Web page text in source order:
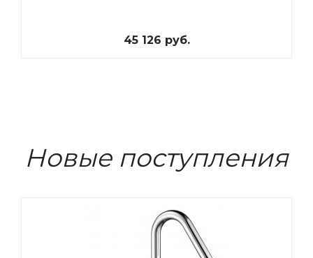
45 126 руб.
Новые поступления